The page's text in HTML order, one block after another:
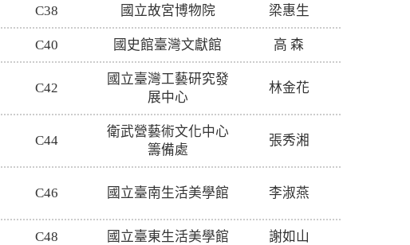
C38 國立故宮博物院 梁惠生
C40 國史館臺灣文獻館 高 森
C42
國立臺灣工藝研究發
展中心
林金花
C44
衛武營藝術文化中心
籌備處
張秀湘
C46 國立臺南生活美學館 李淑燕
C48 國立臺東生活美學館 謝如山